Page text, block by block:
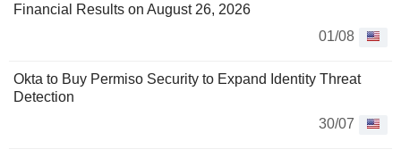
Financial Results on August 26, 2026
01/08
Okta to Buy Permiso Security to Expand Identity Threat
Detection
30/07